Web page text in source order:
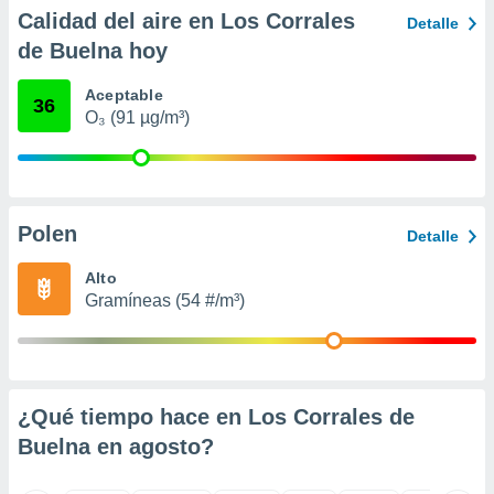
su
datos
o acceder
datos
Calidad del aire en Los Corrales
de Buelna hoy
Detalle
36 Aceptable
O₃ (91 µg/m³)
Polen Detalle
Alto
Gramíneas (54 #/m³)
¿Qué tiempo hace en Los Corrales de
Buelna en agosto?